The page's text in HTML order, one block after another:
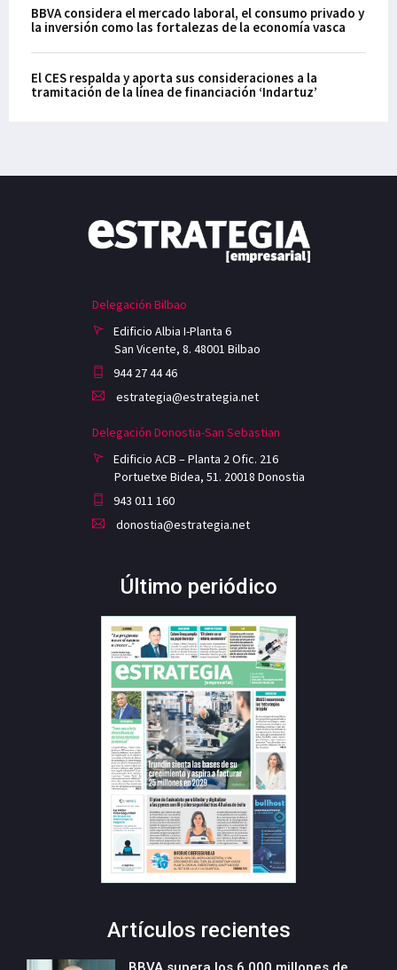
BBVA considera el mercado laboral, el consumo privado y
la inversión como las fortalezas de la economía vasca
El CES respalda y aporta sus consideraciones a la
tramitación de la línea de financiación ‘Indartuz’
Delegación Bilbao
Edificio Albia I-Planta 6
San Vicente, 8. 48001 Bilbao
944 27 44 46
estrategia@estrategia.net
Delegación Donostia-San Sebastian
Edificio ACB – Planta 2 Ofic. 216
Portuetxe Bidea, 51. 20018 Donostia
943 011 160
donostia@estrategia.net
Último periódico
Artículos recientes